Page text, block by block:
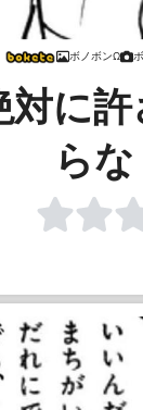
ボノボンΩ
対に
らな